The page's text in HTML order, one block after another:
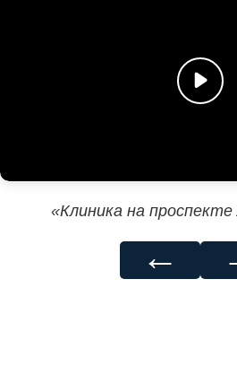
«Клиника на проспекте
←